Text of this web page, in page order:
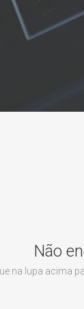
Não
na lupa acima